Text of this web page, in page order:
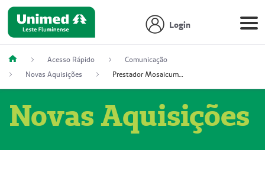
Login
Acesso Rápido
Comunicação
Novas Aquisições
Prestador Mosaicum Espaço Clínico Ltda (51004352-0)
Novas Aquisições